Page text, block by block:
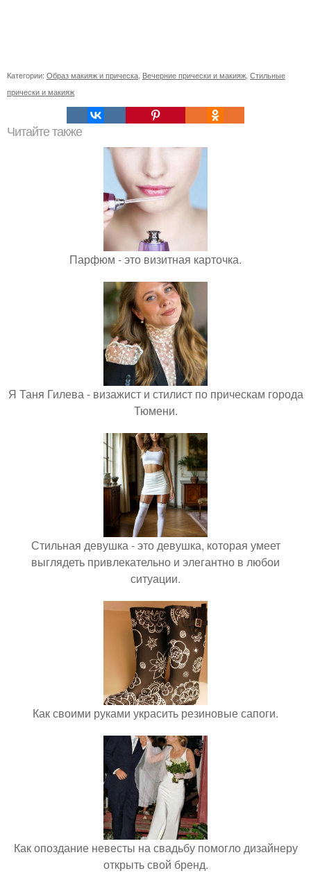
Категории: Образ макияж и прическа Вечерние прически и макияж Стильные
прически и макияж
Читайте также
Парфюм - это визитная карточка.
Я Таня Гилева - визажист и стилист по прическам города
Тюмени.
Стильная девушка - это девушка, которая умеет
выглядеть привлекательно и элегантно в любои
ситуации.
Как своими руками украсить резиновые сапоги.
Как опоздание невесты на свадьбу помогло дизайнеру
открыть свой бренд.